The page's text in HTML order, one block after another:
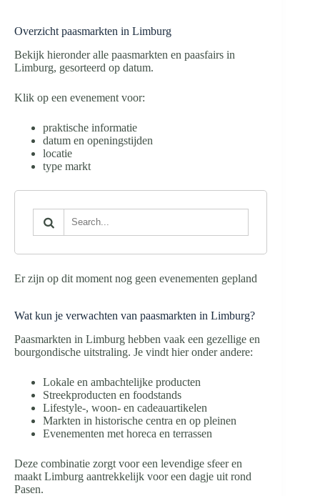
Overzicht paasmarkten in Limburg
Bekijk hieronder alle paasmarkten en paasfairs in
Limburg, gesorteerd op datum.
Klik op een evenement voor:
praktische informatie
datum en openingstijden
locatie
type markt
Er zijn op dit moment nog geen evenementen gepland
Wat kun je verwachten van paasmarkten in Limburg?
Paasmarkten in Limburg hebben vaak een gezellige en
bourgondische uitstraling. Je vindt hier onder andere:
Lokale en ambachtelijke producten
Streekproducten en foodstands
Lifestyle-, woon- en cadeauartikelen
Markten in historische centra en op pleinen
Evenementen met horeca en terrassen
Deze combinatie zorgt voor een levendige sfeer en
maakt Limburg aantrekkelijk voor een dagje uit rond
Pasen.